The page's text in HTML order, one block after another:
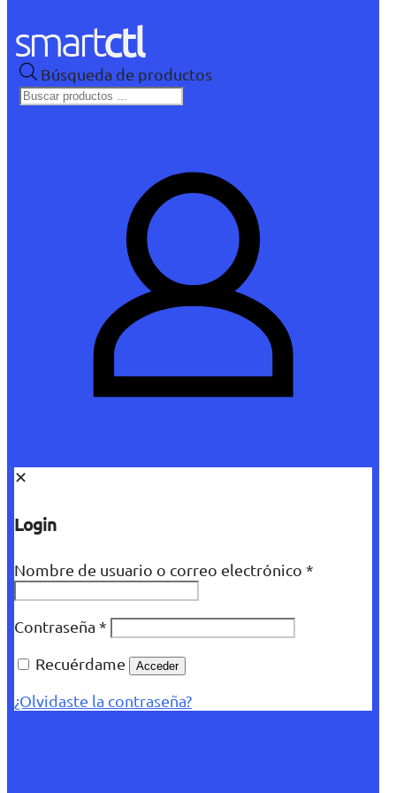
Búsqueda de productos
✕
Login
Nombre de usuario o correo electrónico *
Contraseña *
Recuérdame
Acceder
¿Olvidaste la contraseña?